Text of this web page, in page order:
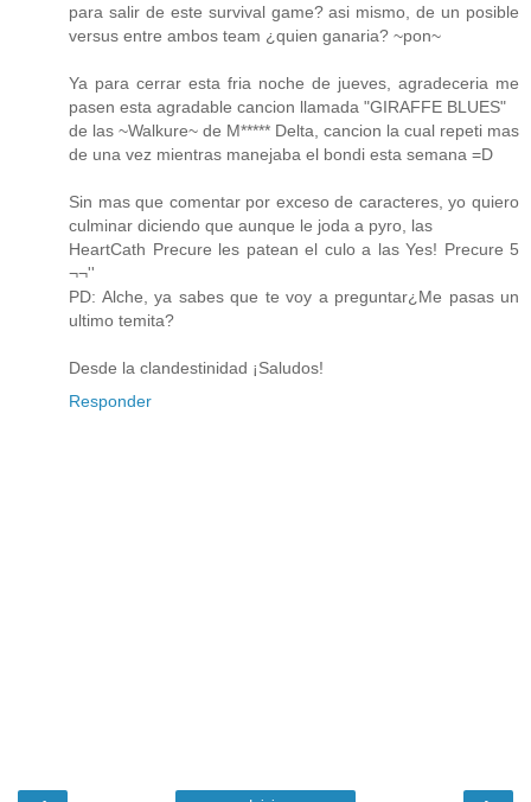
para salir de este survival game? asi mismo, de un posible
versus entre ambos team ¿quien ganaria? ~pon~
Ya para cerrar esta fria noche de jueves, agradeceria me
pasen esta agradable cancion llamada "GIRAFFE BLUES"
de las ~Walkure~ de M***** Delta, cancion la cual repeti mas
de una vez mientras manejaba el bondi esta semana =D
Sin mas que comentar por exceso de caracteres, yo quiero
culminar diciendo que aunque le joda a pyro, las
HeartCath Precure les patean el culo a las Yes! Precure 5
¬¬''
PD: Alche, ya sabes que te voy a preguntar¿Me pasas un
ultimo temita?
Desde la clandestinidad ¡Saludos!
Responder